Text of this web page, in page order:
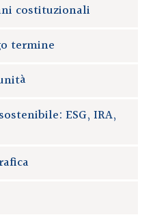
costituzionali
termine
ESG, IRA,